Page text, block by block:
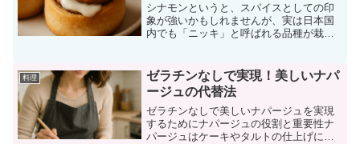
シナモンというと、スパイスとしての印
象が強いかもしれませんが、実は日本国
内でも「ニッキ」と呼ばれる品種が栽培
別で、料理やデザート、ドリンクに取り
入れることで、季節感あふ...
料理
ゼラチンなしで実現！美しいナパ
ージュの代替法
ゼラチンなしで美しいナパージュを実現
するためにナパージュの役割と重要性ナ
パージュはケーキやタルトの仕上げに欠